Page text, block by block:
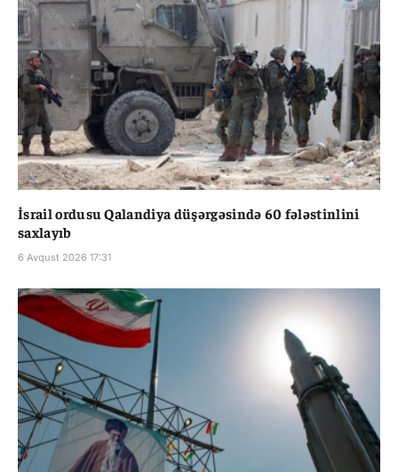
İsrail ordusu Qalandiya düşərgəsində 60 fələstinlini
saxlayıb
6 Avqust 2026 17:31